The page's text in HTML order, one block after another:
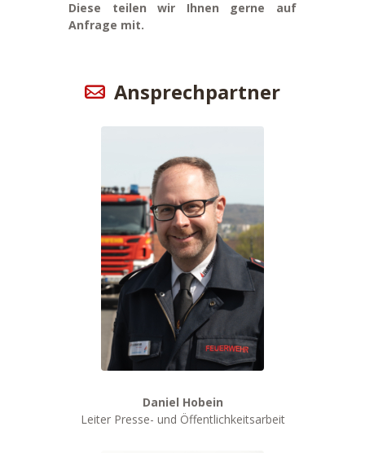
Diese teilen wir Ihnen gerne auf
Anfrage mit.
Ansprechpartner
Daniel Hobein
Leiter Presse- und Öffentlichkeitsarbeit